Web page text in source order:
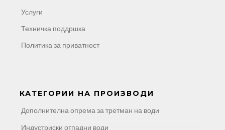
Услуги
Техничка поддршка
Политика за приватност
КАТЕГОРИИ НА ПРОИЗВОДИ
Дополнителна опрема за третман на води
Индустриски отпадни води